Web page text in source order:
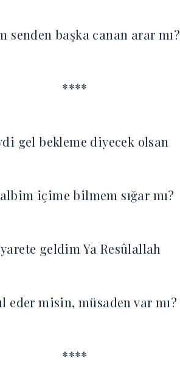
senden başka canan arar mı?
****
gel bekleme diyecek olsan
içime bilmem sığar mı?
geldim Ya Resûlallah
eder misin, müsaden var mı?
****